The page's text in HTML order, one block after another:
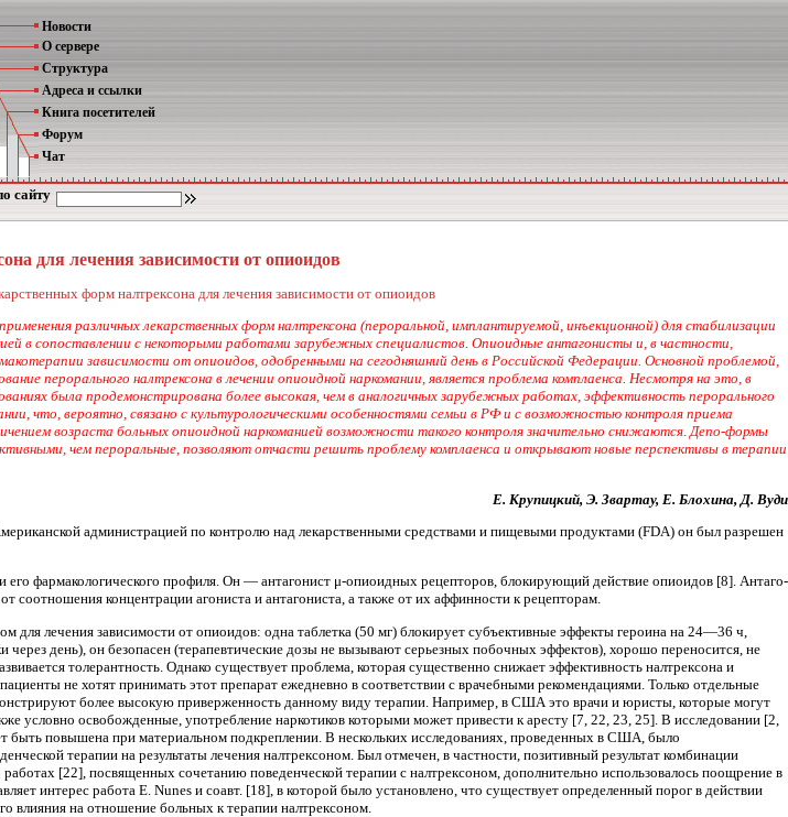
Новости
О сервере
Структура
Адреса и ссылки
Книга посетителей
Форум
Чат
сайту
для лечения зависимости от опиоидов
форм налтрексона для лечения зависимости от опиоидов
различных лекарственных форм налтрексона (пероральной, имплантируемой, инъекционной) для стабилизации
в сопоставлении с некоторыми работами зарубежных специалистов. Опиоидные антагонисты и, в частности,
зависимости от опиоидов, одобренными на сегодняшний день в Российской Федерации. Основной проблемой,
перорального налтрексона в лечении опиоидной наркомании, является проблема комплаенса. Несмотря на это, в
была продемонстрирована более высокая, чем в аналогичных зарубежных работах, эффективность перорального
что, вероятно, связано с культурологическими особенностями семьи в РФ и с возможностью контроля приема
возраста больных опиоидной наркоманией возможности такого контроля значительно снижаются. Депо-формы
чем пероральные, позволяют отчасти решить проблему комплаенса и открывают новые перспективы в терапии
Е. Крупицкий, Э. Звартау, Е. Блохина, Д. Вуди
администраци­ей по контролю над лекарственными средствами и пищевыми продуктами (FDA) он был разрешен
его фармакологического профиля. Он — антагонист μ-опиоидных рецепто­ров, блокирующий действие опиоидов [8]. Антаго­
соотношения концентра­ции агониста и антагониста, а также от их аффин­ности к рецепторам.
для лечения зависимо­сти от опиоидов: одна таблетка (50 мг) блокирует субъективные эффекты героина на 24—36 ч,
через день), он безопасен (терапевти­ческие дозы не вызывают серьезных побочных эф­фектов), хорошо переносится, не
толерантность. Однако существует проблема, которая существенно снижает эффектив­ность налтрексона и
не хотят принимать этот препарат ежедневно в соот­ветствии с врачебными рекомендациями. Только отдельные
более вы­сокую приверженность данному виду терапии. На­пример, в США это врачи и юристы, которые могут
условно освобожденные, употребление наркотиков которыми может приве­сти к аресту [7, 22, 23, 25]. В исследовании [2,
быть повышена при материальном подкреплении. В нескольких исследованиях, прове­денных в США, было
терапии на результаты лечения налтрексоном. Был отмечен, в частности, позитивный результат комби­нации
[22], посвящен­ных сочетанию поведенческой терапии с налтрексоном, дополнительно использовалось поощрение в
интерес работа E. Nunes и соавт. [18], в которой было установлено, что суще­ствует определенный порог в действии
влияния на отношение больных к те­рапии налтрексоном.